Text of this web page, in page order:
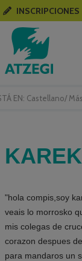
EN: Castellano/
INSCRIPCIONES
"hola compis,soy
veais lo morrosko
mis colegas de
corazon despues
para mandaros un